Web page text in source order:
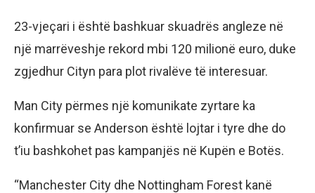
23-vjeçari i është bashkuar skuadrës angleze në
një marrëveshje rekord mbi 120 milionë euro, duke
zgjedhur Cityn para plot rivalëve të interesuar.
Man City përmes një komunikate zyrtare ka
konfirmuar se Anderson është lojtar i tyre dhe do
t’iu bashkohet pas kampanjës në Kupën e Botës.
“Manchester City dhe Nottingham Forest kanë